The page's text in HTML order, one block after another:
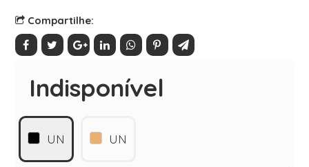
Compartilhe:
Indisponível
UN UN